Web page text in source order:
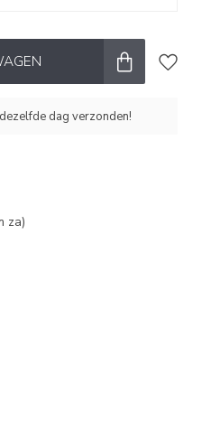
dag verzonden!
za)